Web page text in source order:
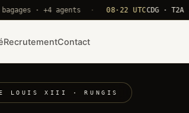
· +4 agents · 08·22 UTCCDG · T2A · C03
RecrutementContact
LOUIS XIII · RUNGIS